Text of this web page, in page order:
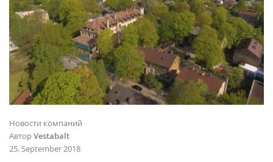
КОНТАКТЫ
Новости компаний
АвторVestabalt
25. September 2018